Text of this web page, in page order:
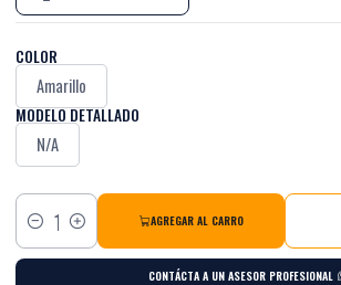
COLOR
Amarillo
MODELO DETALLADO
N/A
Cantidad
AGREGAR AL CARRO
CONTÁCTA A UN ASESOR PROFESIONAL